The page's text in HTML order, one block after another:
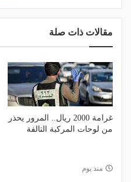
مقالات ذات صلة
غرامة 2000 ريال.. المرور يحذر
من لوحات المركبة التالفة
منذ يوم